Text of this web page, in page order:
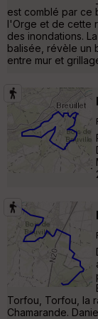
est comblé par ce
l'Orge et de cette
des inondations.
balisée, révèle un
entre mur et
Torfou, Torfou, la
Chamarande.